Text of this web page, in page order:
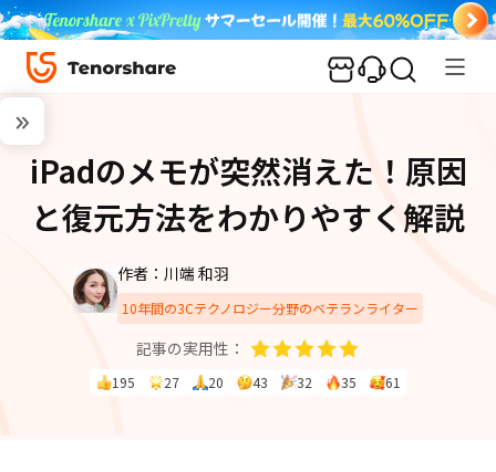
iPadのメモが突然消えた！原因
と復元方法をわかりやすく解説
作者：川端 和羽
10年間の3Cテクノロジー分野のベテランライター
記事の実用性：
195 27 20 43 32 35 61